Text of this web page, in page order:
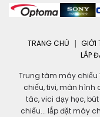
TRANG CHỦ GIỚI
LẮP
Trung tâm máy chiếu
chiếu, tivi, màn hình
tác, vici dạy học,
chiếu... lắp đặt máy